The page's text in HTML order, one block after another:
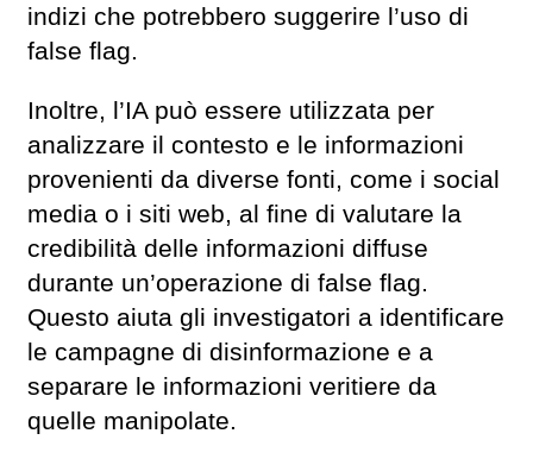
indizi che potrebbero suggerire l’uso di
false flag.
Inoltre, l’IA può essere utilizzata per
analizzare il contesto e le informazioni
provenienti da diverse fonti, come i social
media o i siti web, al fine di valutare la
credibilità delle informazioni diffuse
durante un’operazione di false flag.
Questo aiuta gli investigatori a identificare
le campagne di disinformazione e a
separare le informazioni veritiere da
quelle manipolate.